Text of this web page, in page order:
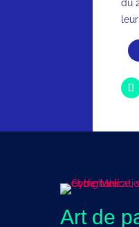
du
Art de